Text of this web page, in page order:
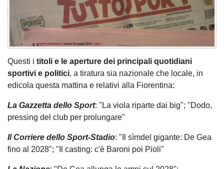
Questi i titoli e le aperture dei principali quotidiani
sportivi e politici, a tiratura sia nazionale che locale, in
edicola questa mattina e relativi alla Fiorentina:
La Gazzetta dello Sport: "La viola riparte dai big"; "Dodo,
pressing del club per prolungare"
Il Corriere dello Sport-Stadio: "Il sìmdel gigante: De Gea
fino al 2028"; "Il casting: c'è Baroni poi Pioli"